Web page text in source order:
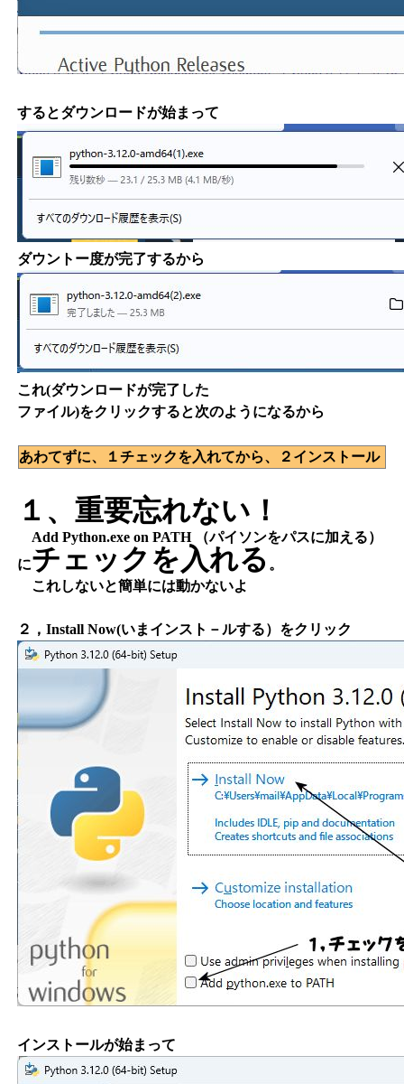
するとダウンロードが始まって
ダウントー度が完了するから
これ(ダウンロードが完了した
ファイル)をクリックすると次のようになるから
あわてずに、１チェックを入れてから、２インストール
１、重要忘れない！
Add Python.exe on PATH （パイソンをパスに加える）
にチェックを入れる 。
これしないと簡単には動かないよ
２，Install Now(いまインスト－ルする）をクリック
インストールが始まって